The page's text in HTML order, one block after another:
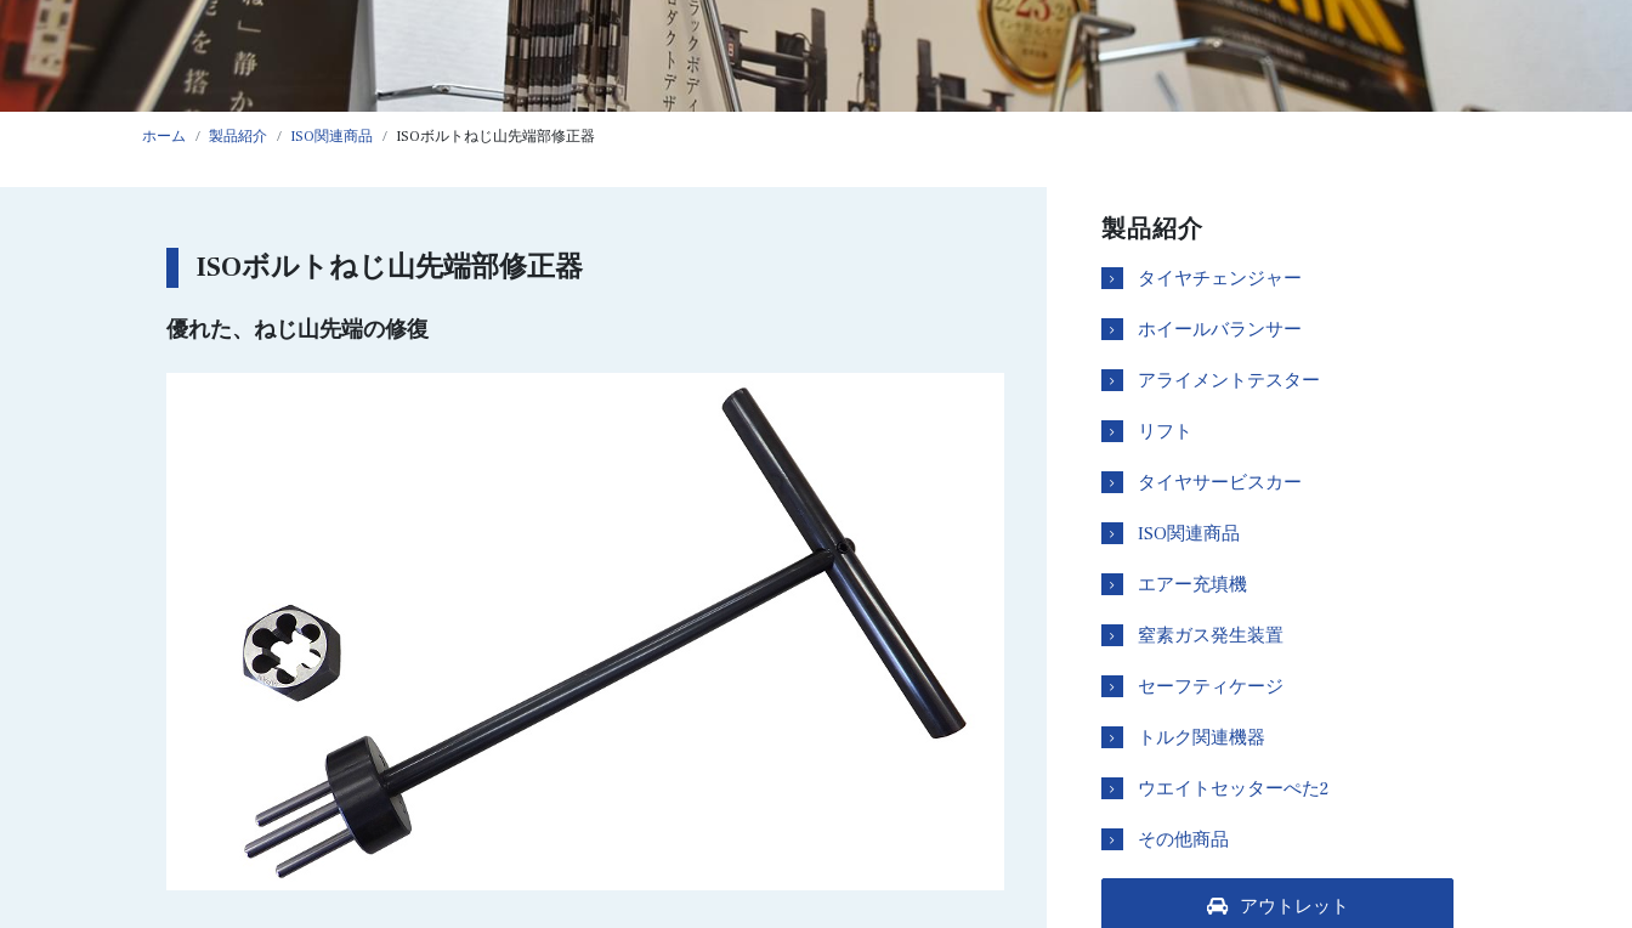
ホーム 製品紹介 ISO関連商品 ISOボルトねじ山先端部修正器
ISOボルトねじ山先端部修正器
優れた、ねじ山先端の修復
製品紹介
タイヤチェンジャー
ホイールバランサー
アライメントテスター
リフト
タイヤサービスカー
ISO関連商品
エアー充填機
窒素ガス発生装置
セーフティケージ
トルク関連機器
ウエイトセッターぺた2
その他商品
アウトレット